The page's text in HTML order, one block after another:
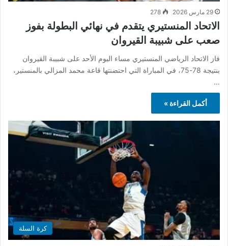
29 مارس 2026 278
الاتحاد المنستيري يتقدم في نهائي البطولة بفوز
صعب على شبيبة القيروان
فاز الاتحاد الرياضي المنستيري مساء اليوم الأحد على شبيبة القيروان
بنتيجة 78-75، في المباراة التي احتضنتها قاعة محمد المزالي بالمنستير،
…
أكمل القراءة »
كرة السلة